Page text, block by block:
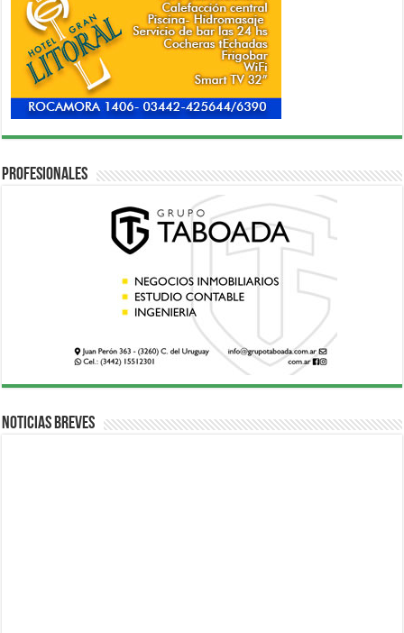
Profesionales
Noticias breves